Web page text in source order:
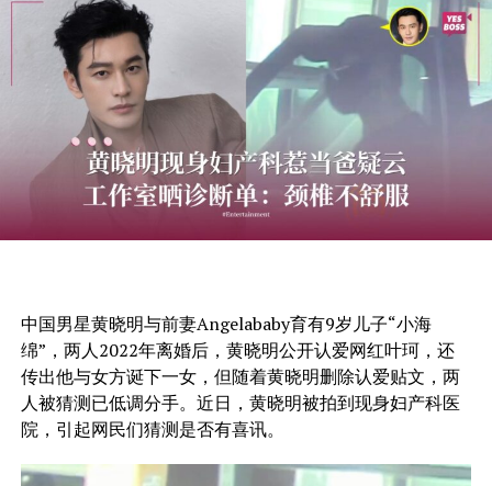
中国男星黄晓明与前妻Angelababy育有9岁儿子“小海
绵”，两人2022年离婚后，黄晓明公开认爱网红叶珂，还
传出他与女方诞下一女，但随着黄晓明删除认爱贴文，两
人被猜测已低调分手。近日，黄晓明被拍到现身妇产科医
院，引起网民们猜测是否有喜讯。